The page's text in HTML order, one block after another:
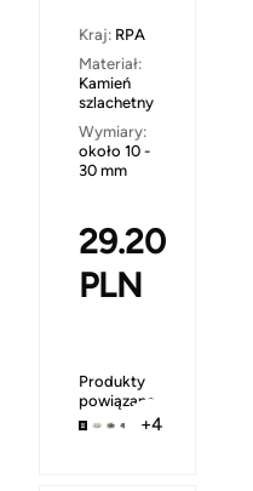
Kraj: RPA
Materiał:
Kamień
szlachetny
Wymiary:
około 10 -
30 mm
29.20
PLN
Produkty
powiązane
+4